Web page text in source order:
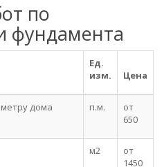
по
фундамента
Ед.
изм.
Цена
дома п.м.
от
650
м2
от
1450